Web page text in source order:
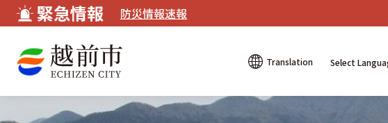
緊急情報 防災情報速報
Translation
Select